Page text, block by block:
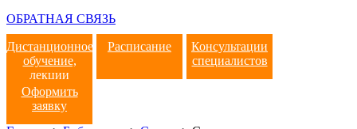
ОБРАТНАЯ СВЯЗЬ
Дистанционное
обучение,
лекции
Расписание
Консультации
специалистов
Оформить
заявку